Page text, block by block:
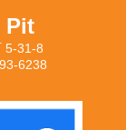
Pit
5-31-8
6238